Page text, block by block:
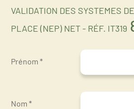
VALIDATION DES SYSTEMES
PLACE (NEP) NET - RÉF. IT319
Prénom *
Nom *